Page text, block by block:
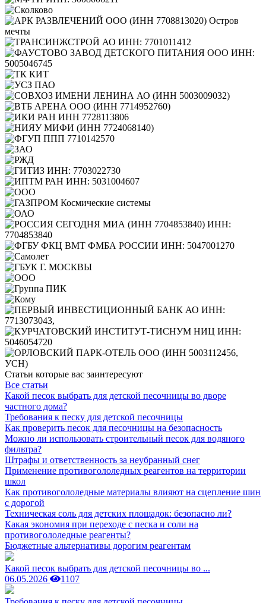
Статьи которые вас заинтересуют
Все статьи
Какой песок выбрать для детской песочницы во дворе
частного дома?
Требования к песку для детской песочницы
Как проверить песок для песочницы на безопасность
Можно ли использовать строительный песок для водяного
фильтра?
Штрафы и ответственность за неубранный снег
Применение противогололедных реагентов на территории
школ
Как противогололедные материалы влияют на сцепление шин
с дорогой
Техническая соль для детских площадок: безопасно ли?
Какая экономия при переходе с песка и соли на
противогололедные реагенты?
Бюджетные альтернативы дорогим реагентам
Какой песок выбрать для детской песочницы во ...
06.05.2026
1107